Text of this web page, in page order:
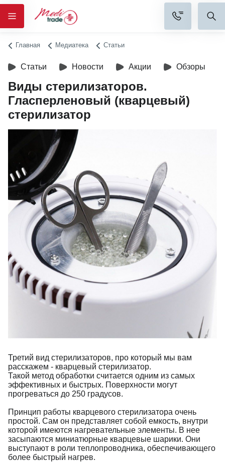
Главная Медиатека Статьи
Виды стерилизаторов.
Гласперленовый (кварцевый)
стерилизатор
Третий вид стерилизаторов, про который мы вам
расскажем - кварцевый стерилизатор.
Такой метод обработки считается одним из самых
эффективных и быстрых. Поверхности могут
прогреваться до 250 градусов.
Принцип работы кварцевого стерилизатора очень
простой. Сам он представляет собой емкость, внутри
которой имеются нагревательные элементы. В нее
засыпаются миниатюрные кварцевые шарики. Они
выступают в роли теплопроводника, обеспечивающего
более быстрый нагрев.
Статьи Новости Акции Обзоры